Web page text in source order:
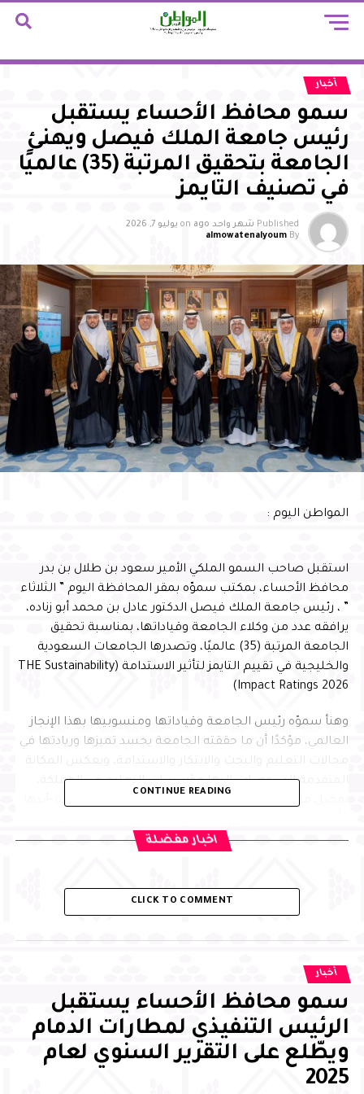
أخبار
سمو محافظ الأحساء يستقبل
رئيس جامعة الملك فيصل ويهنئ
الجامعة بتحقيق المرتبة (35) عالميًا
في تصنيف التايمز
Published شهر واحد ago on يوليو 7, 2026
By
almowatenalyoum
المواطن اليوم :
استقبل صاحب السمو الملكي الأمير سعود بن طلال بن بدر
محافظ الأحساء، بمكتب سموّه بمقر المحافظة اليوم ” الثلاثاء
” ، رئيس جامعة الملك فيصل الدكتور عادل بن محمد أبو زناده،
يرافقه عدد من وكلاء الجامعة وقياداتها، بمناسبة تحقيق
الجامعة المرتبة (35) عالميًا، وتصدرها الجامعات السعودية
والخليجية في تقييم التايمز لتأثير الاستدامة (THE Sustainability
Impact Ratings 2026)
وهنأ سموّه رئيس الجامعة وقياداتها ومنسوبيها بهذا الإنجاز
العالمي، مؤكدًا أن ما حققته الجامعة يجسد تميزها وريادتها في
المتقدمة التي وصلت إليها مؤسسات التعليم في المملكة،
المملكة وحضورها في المؤشرات الدولية، متمنيًا للجامعة
CONTINUE READING
اخبار مفضلة
CLICK TO COMMENT
أخبار
سمو محافظ الأحساء يستقبل
الرئيس التنفيذي لمطارات الدمام
ويطّلع على التقرير السنوي لعام
2025